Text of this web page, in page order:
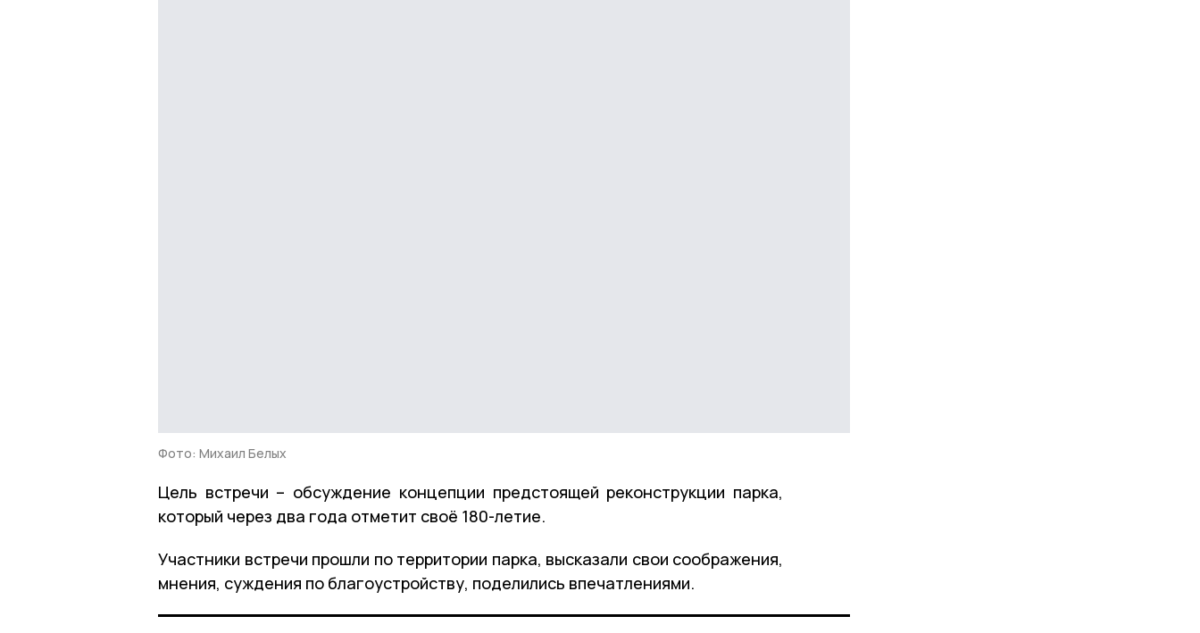
Фото: Михаил Белых
Цель встречи – обсуждение концепции предстоящей реконструкции парка,
который через два года отметит своё 180-летие.
Участники встречи прошли по территории парка, высказали свои соображения,
мнения, суждения по благоустройству, поделились впечатлениями.